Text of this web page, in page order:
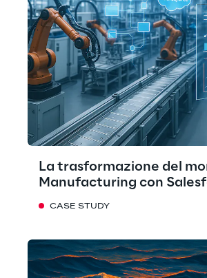
La trasformazione del
Manufacturing con
CASE STUDY